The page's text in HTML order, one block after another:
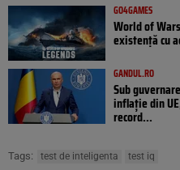
GO4GAMES
World of
existență cu
GANDUL.RO
Sub
inflație din
record...
Tags: test de inteligenta test iq